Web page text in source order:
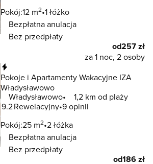
Pokój:12 m2 1 łóżko
Bezpłatna anulacja
Bez przedpłaty
od257 zł
za 1 noc, 2 osoby
Pokoje i Apartamenty Wakacyjne IZA
Władysławowo
Władysławowo
1,2 km od plaży
9.2Rewelacyjny 9 opinii
Pokój:25 m2 2 łóżka
Bezpłatna anulacja
Bez przedpłaty
od186 zł